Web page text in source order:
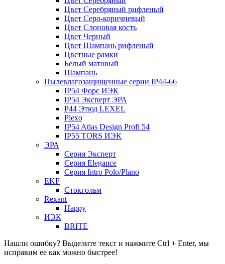
Цвет Серебряный рифленый
Цвет Серо-коричневый
Цвет Слоновая кость
Цвет Черный
Цвет Шампань рифленый
Цветные рамки
Белый матовый
Шампань
Пылевлагозащищенные серии IP44-66
IP54 Форс ИЭК
IP54 Эксперт ЭРА
P44 Этюд LEXEL
Plexo
IP54 Atlas Design Profi 54
IP55 TORS ИЭК
ЭРА
Серия Эксперт
Серия Elegance
Серия Intro Polo/Plano
EKF
Стокгольм
Rexant
Happy
ИЭК
BRITE
Нашли ошибку? Выделите текст и нажмите Ctrl + Enter, мы
исправим ее как можно быстрее!